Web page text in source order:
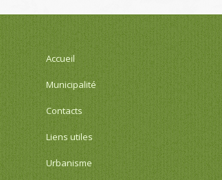
Accueil
Municipalité
Contacts
Liens utiles
Urbanisme